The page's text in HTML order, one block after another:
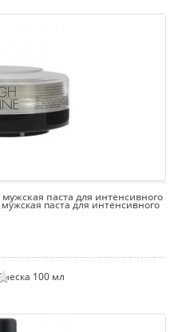
паста для интенсивного
100 мл
паста для интенсивного